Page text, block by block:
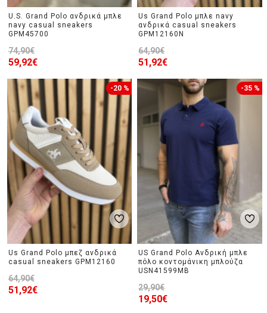
U.S. Grand Polo ανδρικά μπλε
navy casual sneakers
GPM45700
59,92€
74,90€
Us Grand Polo μπλε navy
ανδρικά casual sneakers
GPM12160Ν
51,92€
64,90€
-20 %
Us Grand Polo μπεζ ανδρικά
casual sneakers GPM12160
51,92€
64,90€
-35 %
US Grand Polo Ανδρική μπλε
πόλο κοντομάνικη μπλούζα
USN41599MB
19,50€
29,90€